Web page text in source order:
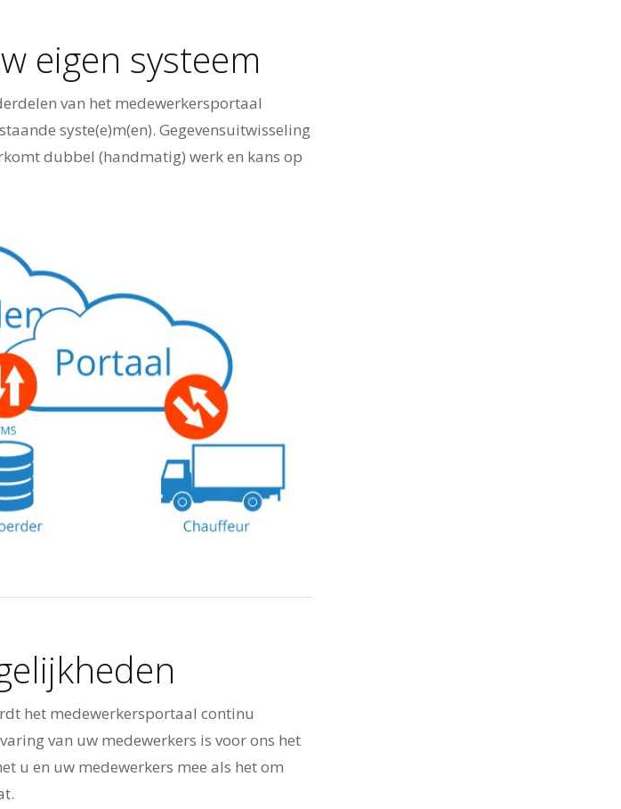
eigen systeem
van het medewerkersportaal
syste(e)m(en). Gegevensuitwisseling
dubbel (handmatig) werk en kans op
het medewerkersportaal continu
van uw medewerkers is voor ons het
u en uw medewerkers mee als het om